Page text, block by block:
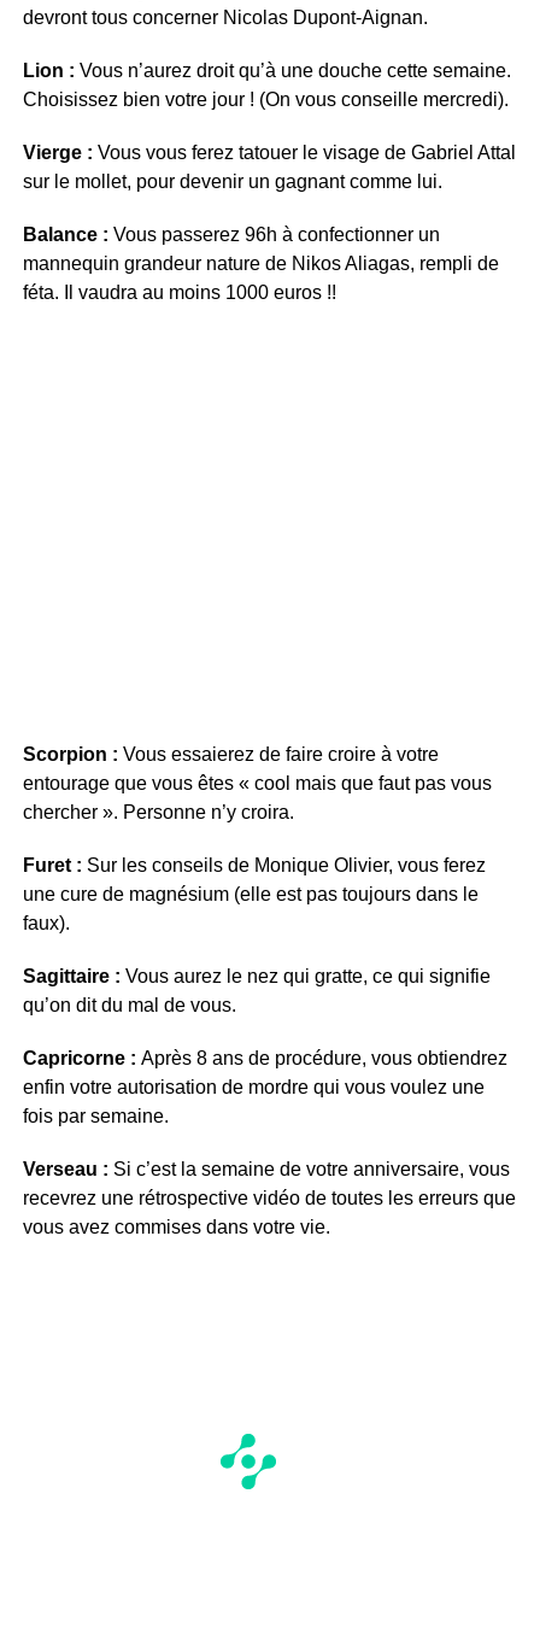
devront tous concerner Nicolas Dupont-Aignan.
Lion : Vous n’aurez droit qu’à une douche cette semaine.
Choisissez bien votre jour ! (On vous conseille mercredi).
Vierge : Vous vous ferez tatouer le visage de Gabriel Attal
sur le mollet, pour devenir un gagnant comme lui.
Balance : Vous passerez 96h à confectionner un
mannequin grandeur nature de Nikos Aliagas, rempli de
féta. Il vaudra au moins 1000 euros !!
Scorpion : Vous essaierez de faire croire à votre
entourage que vous êtes « cool mais que faut pas vous
chercher ». Personne n’y croira.
Furet : Sur les conseils de Monique Olivier, vous ferez
une cure de magnésium (elle est pas toujours dans le
faux).
Sagittaire : Vous aurez le nez qui gratte, ce qui signifie
qu’on dit du mal de vous.
Capricorne : Après 8 ans de procédure, vous obtiendrez
enfin votre autorisation de mordre qui vous voulez une
fois par semaine.
Verseau : Si c’est la semaine de votre anniversaire, vous
recevrez une rétrospective vidéo de toutes les erreurs que
vous avez commises dans votre vie.